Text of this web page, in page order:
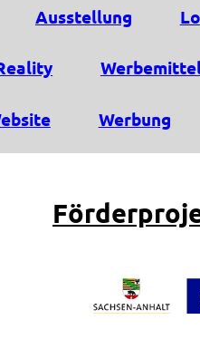
Ausstellung
Werbung